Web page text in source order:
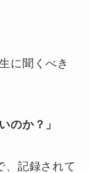
に聞くべき
のか？」
、記録されて